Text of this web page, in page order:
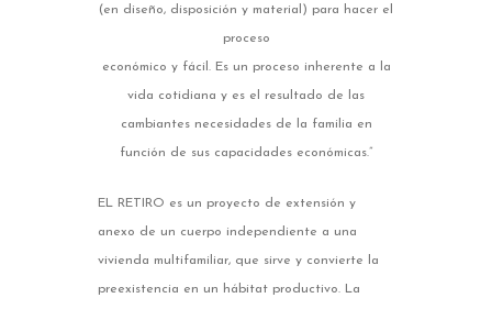
(en diseño, disposición y material) para hacer el
proceso
económico y fácil. Es un proceso inherente a la
vida cotidiana y es el resultado de las
cambiantes necesidades de la familia en
función de sus capacidades económicas.”
EL RETIRO es un proyecto de extensión y
anexo de un cuerpo independiente a una
vivienda multifamiliar, que sirve y convierte la
preexistencia en un hábitat productivo. La